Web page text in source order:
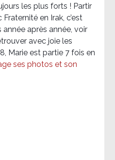
les plus forts ! Partir
en Irak, c’est
après année, voir
avec joie les
Marie est partie 7 fois en
ses photos et son